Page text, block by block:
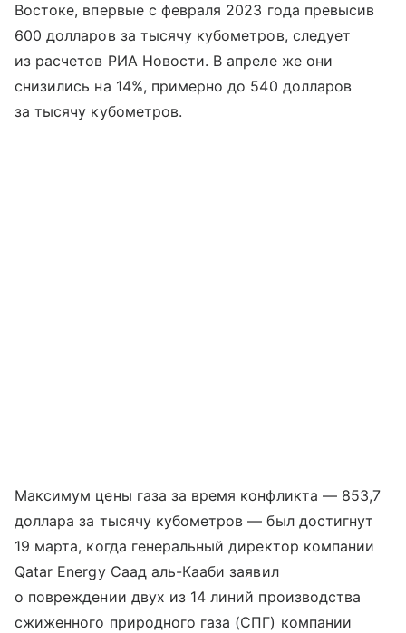
Востоке, впервые с февраля 2023 года превысив
600 долларов за тысячу кубометров, следует
из расчетов РИА Новости. В апреле же они
снизились на 14%, примерно до 540 долларов
за тысячу кубометров.
Максимум цены газа за время конфликта — 853,7
доллара за тысячу кубометров — был достигнут
19 марта, когда генеральный директор компании
Qatar Energy Саад аль-Кааби заявил
о повреждении двух из 14 линий производства
сжиженного природного газа (СПГ) компании